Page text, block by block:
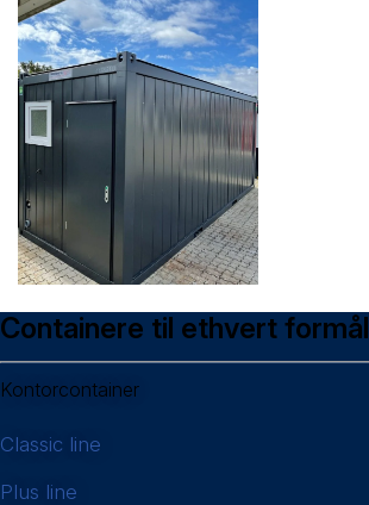
Containere til ethvert formål
Kontorcontainer
Classic line
Plus line